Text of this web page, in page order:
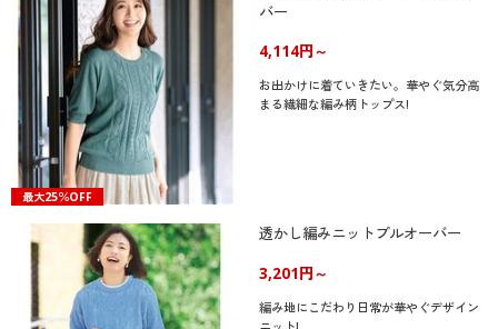
最大25％OFF
バー
4,114円～
お出かけに着ていきたい。華やぐ気分高
まる繊細な編み柄トップス!
透かし編みニットプルオーバー
3,201円～
編み地にこだわり日常が華やぐデザイン